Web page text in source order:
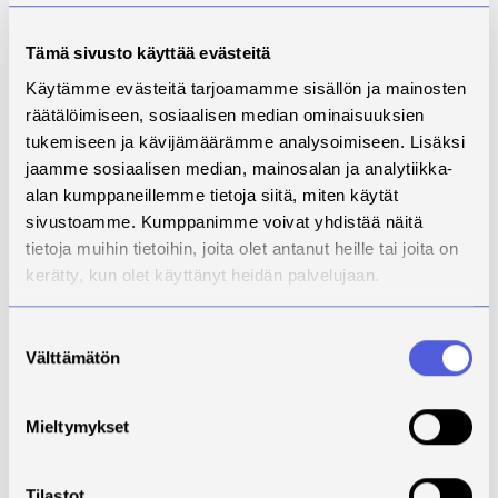
Tämä sivusto käyttää evästeitä
Käytämme evästeitä tarjoamamme sisällön ja mainosten
räätälöimiseen, sosiaalisen median ominaisuuksien
tukemiseen ja kävijämäärämme analysoimiseen. Lisäksi
jaamme sosiaalisen median, mainosalan ja analytiikka-
alan kumppaneillemme tietoja siitä, miten käytät
sivustoamme. Kumppanimme voivat yhdistää näitä
tietoja muihin tietoihin, joita olet antanut heille tai joita on
kerätty, kun olet käyttänyt heidän palvelujaan.
valinta
Välttämätön
Mieltymykset
turvaaminen ja ilmastotavoitteet nähdään toistensa
vastakohtina. Epävarmuus vähentää omistajien
halukkuutta tehdä pitkän aikavälin suunnitelmia.
Metsäsuunnittelun suositus: Korostetaan
suunnitteluprosessissa läpinäkyvyyttä, osallisuutta ja
tiedon jakamista. Metsäsuunnittelu toimii neutraalina
foorumina, jossa tuodaan yhteen eri näkökulmat ja
luodaan luottamusta. Metsänomistajien neuvonta ja
tuki ovat keskeisessä roolissa.
kehitys
Metsien käyttö jatkuu nykyiseen tapaan ilman